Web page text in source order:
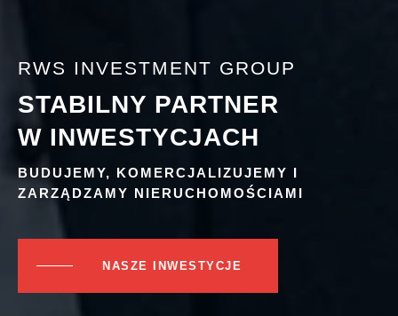
RWS INVESTMENT GROUP
STABILNY PARTNER
W INWESTYCJACH
BUDUJEMY, KOMERCJALIZUJEMY I
ZARZĄDZAMY NIERUCHOMOŚCIAMI
NASZE INWESTYCJE